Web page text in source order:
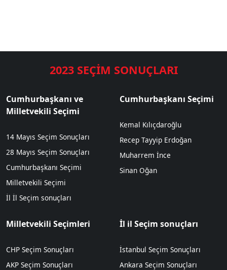
2023 SEÇİM SONUÇLARI
Cumhurbaşkanı ve
Milletvekili Seçimi
14 Mayıs Seçim Sonuçları
28 Mayıs Seçim Sonuçları
Cumhurbaşkanı Seçimi
Milletvekili Seçimi
İl İl Seçim sonuçları
Cumhurbaşkanı Seçimi
Kemal Kılıçdaroğlu
Recep Tayyip Erdoğan
Muharrem İnce
Sinan Oğan
Milletvekili Seçimleri
CHP Seçim Sonuçları
AKP Seçim Sonuçları
İl il Seçim sonuçları
İstanbul Seçim Sonuçları
Ankara Seçim Sonuçları